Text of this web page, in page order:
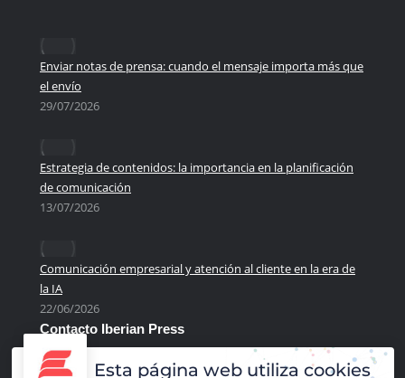
Enviar notas de prensa: cuando el mensaje importa más que
el envío
29/07/2026
Estrategia de contenidos: la importancia en la planificación
de comunicación
13/07/2026
Comunicación empresarial y atención al cliente en la era de
la IA
22/06/2026
Contacto Iberian Press
Principales vías de contacto:
Esta página web utiliza cookies